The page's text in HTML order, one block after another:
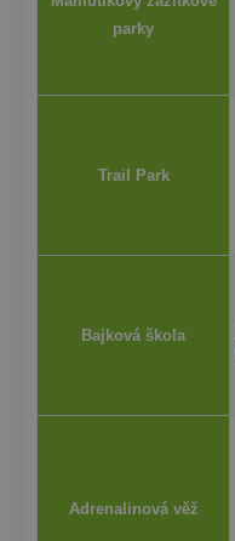
parky
Trail Park
Bajková škola
Adrenalinová věž